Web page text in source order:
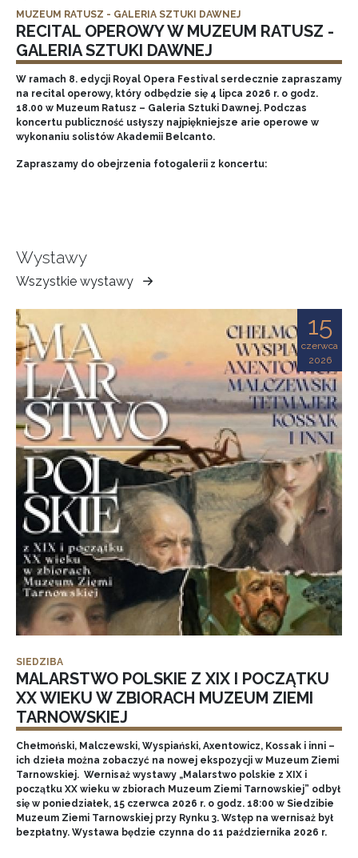
MUZEUM RATUSZ - GALERIA SZTUKI DAWNEJ
RECITAL OPEROWY W MUZEUM RATUSZ -
GALERIA SZTUKI DAWNEJ
W ramach 8. edycji Royal Opera Festival serdecznie zapraszamy
na recital operowy, który odbędzie się 4 lipca 2026 r. o godz.
18.00 w Muzeum Ratusz – Galeria Sztuki Dawnej. Podczas
koncertu publiczność usłyszy najpiękniejsze arie operowe w
wykonaniu solistów Akademii Belcanto.
Zapraszamy do obejrzenia fotogalerii z koncertu:
Wystawy
Wszystkie wystawy
Muzeum
Ziemi
Tarnowskiej
15
czerwca
2026
SIEDZIBA
MALARSTWO POLSKIE Z XIX I POCZĄTKU
XX WIEKU W ZBIORACH MUZEUM ZIEMI
TARNOWSKIEJ
Chełmoński, Malczewski, Wyspiański, Axentowicz, Kossak i inni –
ich dzieła można zobaczyć na nowej ekspozycji w Muzeum Ziemi
Tarnowskiej. Wernisaż wystawy „Malarstwo polskie z XIX i
początku XX wieku w zbiorach Muzeum Ziemi Tarnowskiej” odbył
się w poniedziałek, 15 czerwca 2026 r. o godz. 18:00 w Siedzibie
Muzeum Ziemi Tarnowskiej przy Rynku 3. Wstęp na wernisaż był
bezpłatny. Wystawa będzie czynna do 11 października 2026 r.